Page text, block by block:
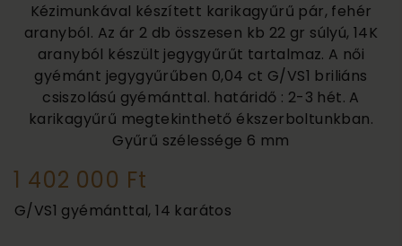
Kézimunkával készített karikagyűrű pár, fehér
aranyból. Az ár 2 db összesen kb 22 gr súlyú, 14K
aranyból készült jegygyűrűt tartalmaz. A női
gyémánt jegygyűrűben 0,04 ct G/VS1 briliáns
csiszolású gyémánttal. határidő : 2-3 hét. A
karikagyűrű megtekinthető ékszerboltunkban.
Gyűrű szélessége 6 mm
1 402 000 Ft
G/VS1 gyémánttal, 14 karátos